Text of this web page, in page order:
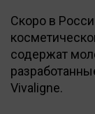
Скоро в
содержат
Vivaligne.